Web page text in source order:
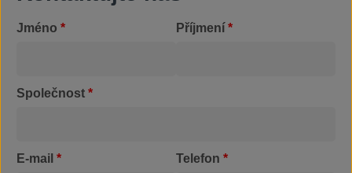
Jméno * Příjmení *
Společnost *
E-mail * Telefon *